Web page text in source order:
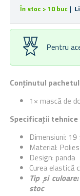
Conținutul
1× mască de
Specificații tehnice
Dimensiuni:
Material:
Design: panda
Curea elastică
Tip și
stoc
În stoc > 10 buc |
Pentru